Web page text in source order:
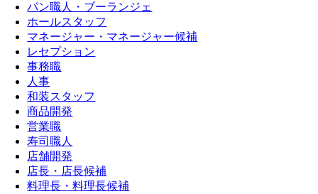
パン職人・ブーランジェ
ホールスタッフ
マネージャー・マネージャー候補
レセプション
事務職
人事
和装スタッフ
商品開発
営業職
寿司職人
店舗開発
店長・店長候補
料理長・料理長候補